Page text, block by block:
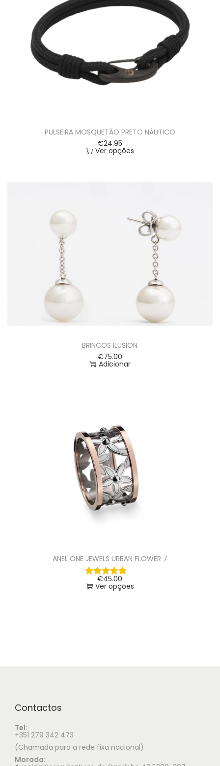
PULSEIRA MOSQUETÃO PRETO NÁUTICO
€24.95
Ver opções
BRINCOS ILUSION
€75.00
Adicionar
ANEL ONE JEWELS URBAN FLOWER 7
€45.00
Ver opções
Contactos
Tel:
+351 279 342 473
(Chamada para a rede fixa nacional)
Morada: